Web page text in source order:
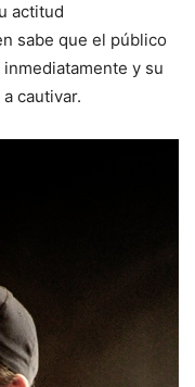
actitud
sabe que el público
y su
cautivar.